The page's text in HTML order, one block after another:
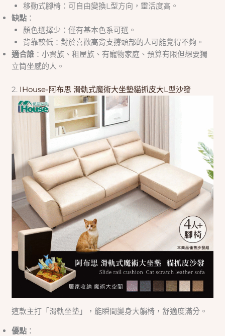
移動式腳椅：可自由變換L型方向，靈活度高。
缺點 ：
顏色選擇少：僅有基本色系可選。
背靠較低：對於喜歡高背支撐頭部的人可能覺得不夠。
適合誰 ：小資族、租屋族、有寵物家庭、預算有限但想要獨
立筒坐感的人。
2. IHouse-阿布思 滑軌式魔術大坐墊貓抓皮大L型沙發
這款主打「滑軌坐墊」，能瞬間變身大躺椅，舒適度滿分。
優點 ：